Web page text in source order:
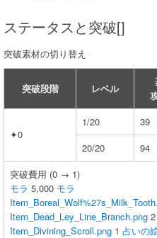
ステータスと突破[]
突破素材の切り替え
突破段階 レベル
✦0
1/20 39
20/20
94
突破費用 (0 → 1)
モラ 5,000 モラ
Item_Dead_Ley_Line_Branch.png 2
Item_Divining_Scroll.png 1 占いの